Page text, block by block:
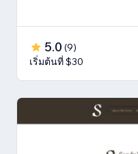
5.0 (9)
เริ่มต้นที่ $30